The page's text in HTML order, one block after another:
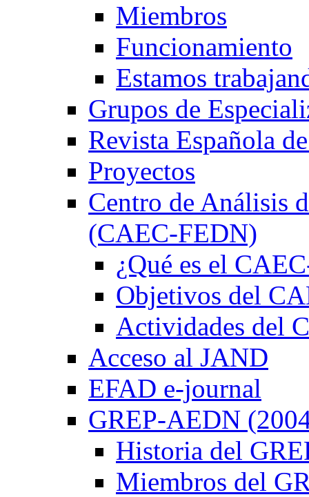
Miembros
Funcionamiento
Estamos
Grupos de
Revista Española
Proyectos
Centro de Análisis
(CAEC-FEDN)
¿Qué es el
Objetivos del
Actividades del
Acceso al JAND
EFAD e-journal
GREP-AEDN
Historia del
Miembros del